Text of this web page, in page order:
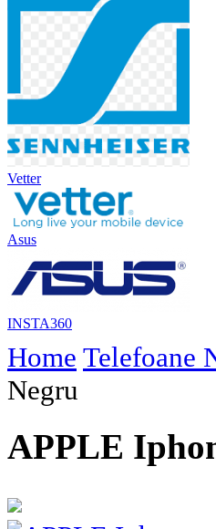
Vetter
Asus
INSTA360
Home Telefoane
Negru
APPLE